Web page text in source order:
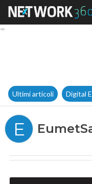
Ultimi articoli Digital
E